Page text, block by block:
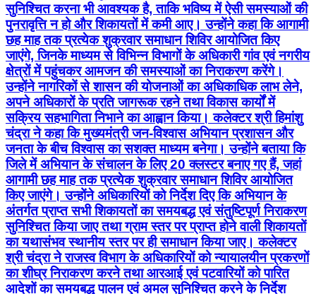
सुनिश्चित करना भी आवश्यक है, ताकि भविष्य में ऐसी समस्याओं की
पुनरावृत्ति न हो और शिकायतों में कमी आए। उन्होंने कहा कि आगामी
छह माह तक प्रत्येक शुक्रवार समाधान शिविर आयोजित किए
जाएंगे, जिनके माध्यम से विभिन्न विभागों के अधिकारी गांव एवं नगरीय
क्षेत्रों में पहुंचकर आमजन की समस्याओं का निराकरण करेंगे।
उन्होंने नागरिकों से शासन की योजनाओं का अधिकाधिक लाभ लेने,
अपने अधिकारों के प्रति जागरूक रहने तथा विकास कार्यों में
सक्रिय सहभागिता निभाने का आह्वान किया। कलेक्टर श्री हिमांशु
चंद्रा ने कहा कि मुख्यमंत्री जन-विश्वास अभियान प्रशासन और
जनता के बीच विश्वास का सशक्त माध्यम बनेगा। उन्होंने बताया कि
जिले में अभियान के संचालन के लिए 20 क्लस्टर बनाए गए हैं, जहां
आगामी छह माह तक प्रत्येक शुक्रवार समाधान शिविर आयोजित
किए जाएंगे। उन्होंने अधिकारियों को निर्देश दिए कि अभियान के
अंतर्गत प्राप्त सभी शिकायतों का समयबद्ध एवं संतुष्टिपूर्ण निराकरण
सुनिश्चित किया जाए तथा ग्राम स्तर पर प्राप्त होने वाली शिकायतों
का यथासंभव स्थानीय स्तर पर ही समाधान किया जाए। कलेक्टर
श्री चंद्रा ने राजस्व विभाग के अधिकारियों को न्यायालयीन प्रकरणों
का शीघ्र निराकरण करने तथा आरआई एवं पटवारियों को पारित
आदेशों का समयबद्ध पालन एवं अमल सुनिश्चित करने के निर्देश